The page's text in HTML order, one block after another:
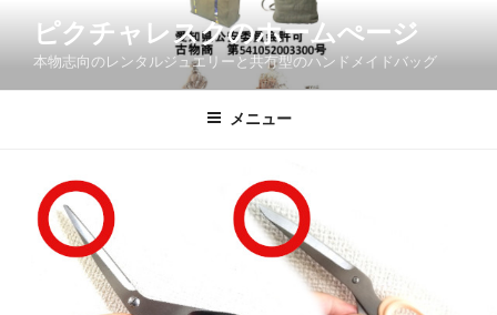
ン
ピクチャレスクのホームぺージ
本物志向のレンタルジュエリーと共有型のハンドメイドバッグ
メニュー